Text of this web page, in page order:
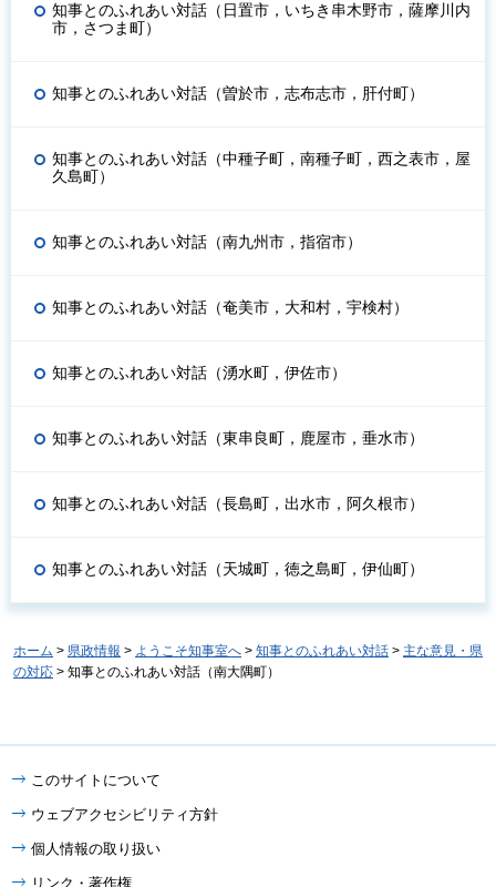
知事とのふれあい対話（日置市，いちき串木野市，薩摩川内
市，さつま町）
知事とのふれあい対話（曽於市，志布志市，肝付町）
知事とのふれあい対話（中種子町，南種子町，西之表市，屋
久島町）
知事とのふれあい対話（南九州市，指宿市）
知事とのふれあい対話（奄美市，大和村，宇検村）
知事とのふれあい対話（湧水町，伊佐市）
知事とのふれあい対話（東串良町，鹿屋市，垂水市）
知事とのふれあい対話（長島町，出水市，阿久根市）
知事とのふれあい対話（天城町，徳之島町，伊仙町）
ホーム > 県政情報 > ようこそ知事室へ > 知事とのふれあい対話 > 主な意見・県
の対応 > 知事とのふれあい対話（南大隅町）
このサイトについて
ウェブアクセシビリティ方針
個人情報の取り扱い
リンク・著作権